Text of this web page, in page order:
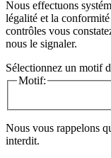
Nous effectuons
légalité et la
contrôles vous
nous le signaler.
Sélectionnez un motif
Motif:
Nous vous rappelons
interdit.